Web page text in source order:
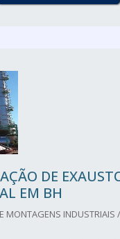
DE
EM BH
MONTAGENS INDUSTRIAIS